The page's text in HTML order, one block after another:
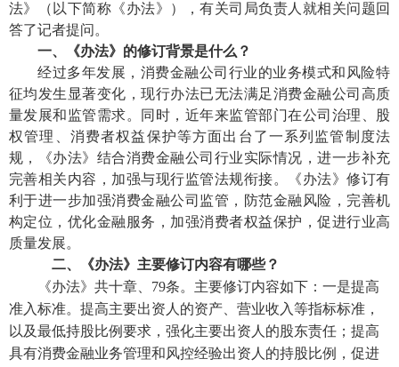
法》（以下简称《办法》），有关司局负责人就相关问题回
答了记者提问。
一、
《办法》的修订背景是什么？
经过多年发展，消费金融公司行业的业务模式和风险特
征均发生显著变化，现行办法已无法满足消费金融公司高质
量发展和监管需求。同时，近年来监管部门在公司治理、股
权管理、消费者权益保护等方面出台了一系列监管制度法
规，《办法》结合消费金融公司行业实际情况，进一步补充
完善相关内容，加强与现行监管法规衔接。《办法》修订有
利于进一步加强消费金融公司监管，防范金融风险，完善机
构定位，优化金融服务，加强消费者权益保护，促进行业高
质量发展。
二、《办法》主要修订内容有哪些？
《办法》共十章、 79条。主要修订内容如下：一是提高
准入标准。提高主要出资人的资产、营业收入等指标标准，
以及最低持股比例要求，强化主要出资人的股东责任；提高
具有消费金融业务管理和风控经验出资人的持股比例，促进